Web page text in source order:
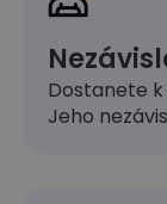
Dostanete
Jeho